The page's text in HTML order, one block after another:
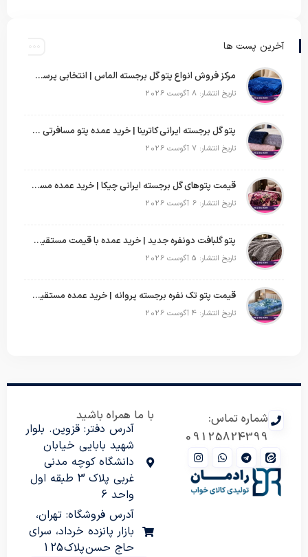
آخرین پست ها
مرکز فروش انواع پتو گل برجسته الماس | انتخابی پرسود برای عمده‌فروشان
تاریخ انتشار: 8 آگوست 2026
پتو گل برجسته ایرانی کاترینا | خرید عمده پتو مسافرتی با قیمت تولیدی
تاریخ انتشار: 7 آگوست 2026
قیمت پتوهای گل برجسته ایرانی چیکا | خرید عمده مستقیم با سود بالا
تاریخ انتشار: 6 آگوست 2026
پتو گلبافت دونفره جدید | خرید عمده با قیمت مستقیم و طرح‌های پرفروش بازار
تاریخ انتشار: 5 آگوست 2026
قیمت پتو تک نفره برجسته پروانه | خرید عمده مستقیم با بهترین قیمت بازار
تاریخ انتشار: 4 آگوست 2026
شماره تماس:
09125824399
با ما همراه باشید
آدرس دفتر: قزوین. بلوار
شهید بابایی خیابان
دانشگاه کوچه مدنی
غربی پلاک 3 طبقه اول
واحد 6
آدرس فروشگاه: تهران،
بازار پانزده خرداد، سرای
حاج حسن پلاک 125